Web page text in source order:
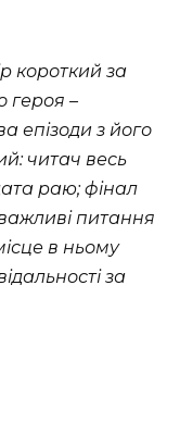
короткий за
героя –
епізоди з його
читач весь
раю; фінал
питання
в ньому
за